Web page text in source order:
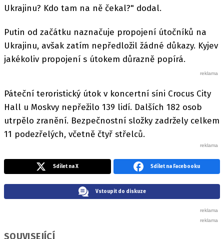
Ukrajinu? Kdo tam na ně čekal?" dodal.
Putin od začátku naznačuje propojení útočníků na
Ukrajinu, avšak zatím nepředložil žádné důkazy. Kyjev
jakékoliv propojení s útokem důrazně popírá.
Páteční teroristický útok v koncertní síni Crocus City
Hall u Moskvy nepřežilo 139 lidí. Dalších 182 osob
utrpělo zranění. Bezpečnostní složky zadržely celkem
11 podezřelých, včetně čtyř střelců.
Sdílet na X Sdílet na Facebooku
Vstoupit do diskuze
SOUVISEJÍCÍ